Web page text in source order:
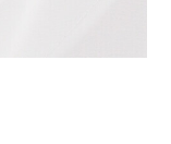
企業情報